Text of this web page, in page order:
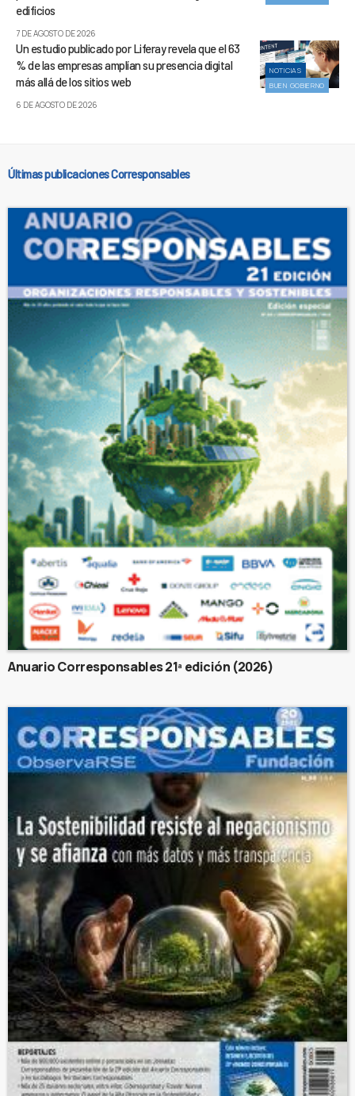
edificios
7 DE AGOSTO DE 2026
NOTICIAS
BUEN GOBIERNO
Un estudio publicado por Liferay revela que el 63
% de las empresas amplían su presencia digital
más allá de los sitios web
6 DE AGOSTO DE 2026
Últimas publicaciones Corresponsables
Anuario Corresponsables 21ª edición (2026)